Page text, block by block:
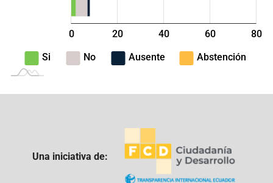
L
-40
-20
0 20 40 60 80
100
Si
No Ausente Abstención
Una iniciativa de: